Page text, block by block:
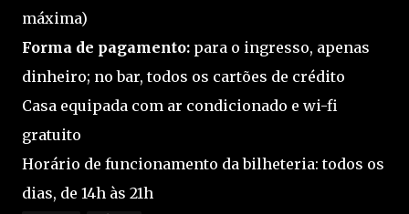
máxima)
Forma de pagamento: para o ingresso, apenas
dinheiro; no bar, todos os cartões de crédito
Casa equipada com ar condicionado e wi-fi
gratuito
Horário de funcionamento da bilheteria: todos os
dias, de 14h às 21h